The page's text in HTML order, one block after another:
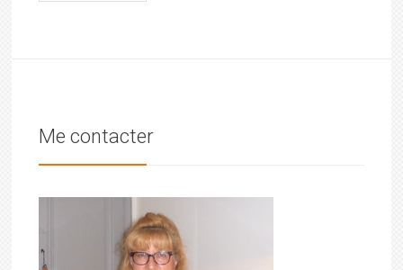
Me contacter